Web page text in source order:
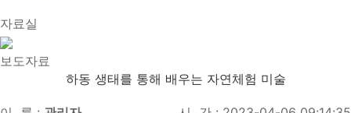
자료실
보도자료
하동 생태를 통해 배우는 자연체험 미술